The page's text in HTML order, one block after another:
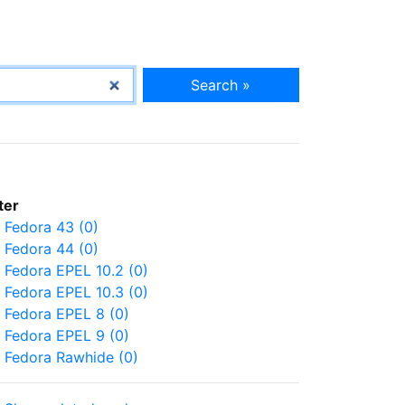
Search »
Fedora 43 (0)
Fedora 44 (0)
Fedora EPEL 10.2 (0)
Fedora EPEL 10.3 (0)
Fedora EPEL 8 (0)
Fedora EPEL 9 (0)
Fedora Rawhide (0)